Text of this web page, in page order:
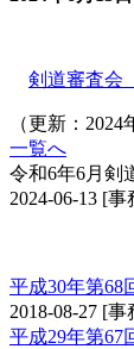
剣道審査会
（更新：2024
一覧へ
令和6年6月剣
2024-06-13 [事
平成30年第68
2018-08-27 [事
平成29年第67